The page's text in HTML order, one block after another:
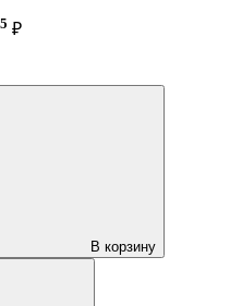
₽
В корзину